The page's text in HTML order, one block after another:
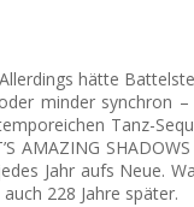
hätte
minder synchron
Tanz-
AMAZING
Jahr aufs Neue.
228 Jahre später.